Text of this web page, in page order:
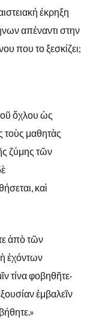
έκρηξη
απέναντι στην
που το ξεσκίζει;
ὄχλου ὡς
τοὺς μαθητὰς
ζύμης τῶν
καὶ
ἀπὸ τῶν
ἐχόντων
τίνα φοβηθῆτε·
ἐμβαλεῖν